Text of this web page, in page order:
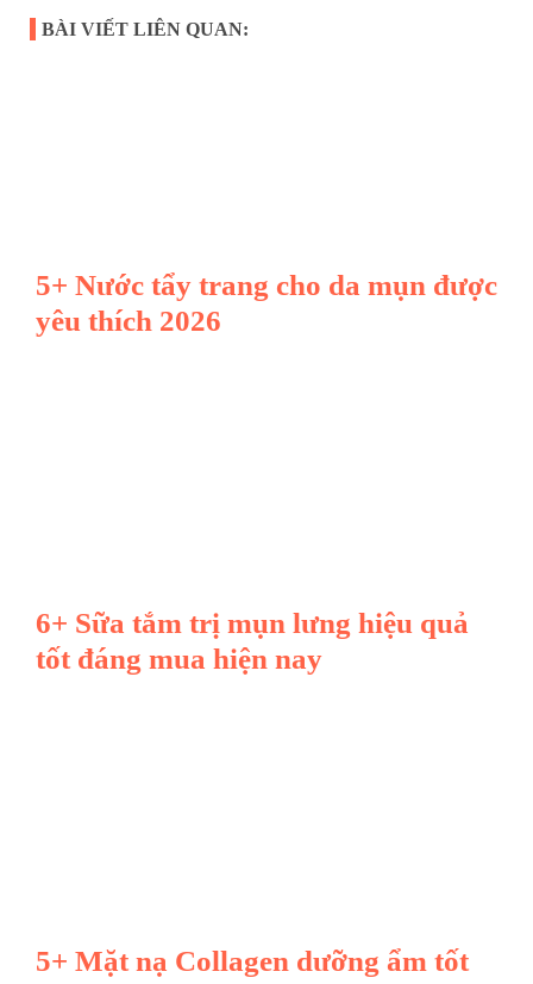
BÀI VIẾT LIÊN QUAN:
5+ Nước tẩy trang cho da mụn được
yêu thích 2026
6+ Sữa tắm trị mụn lưng hiệu quả
tốt đáng mua hiện nay
5+ Mặt nạ Collagen dưỡng ẩm tốt